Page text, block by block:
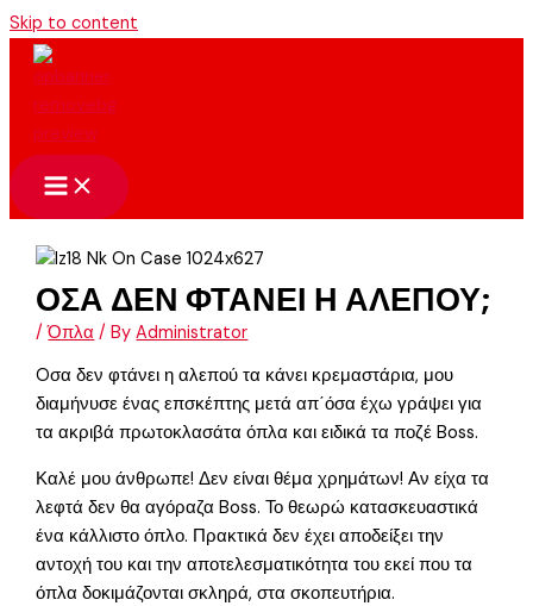
Skip to content
ΟΣΑ ΔΕΝ ΦΤΑΝΕΙ Η ΑΛΕΠΟΥ;
/Όπλα / ByAdministrator
Oσα δεν φτάνει η αλεπού τα κάνει κρεμαστάρια, μου
διαμήνυσε ένας επσκέπτης μετά απ΄όσα έχω γράψει για
τα ακριβά πρωτοκλασάτα όπλα και ειδικά τα ποζέ Boss.
Καλέ μου άνθρωπε! Δεν είναι θέμα χρημάτων! Αν είχα τα
λεφτά δεν θα αγόραζα Boss. Το θεωρώ κατασκευαστικά
ένα κάλλιστο όπλο. Πρακτικά δεν έχει αποδείξει την
αντοχή του και την αποτελεσματικότητα του εκεί που τα
όπλα δοκιμάζονται σκληρά, στα σκοπευτήρια.